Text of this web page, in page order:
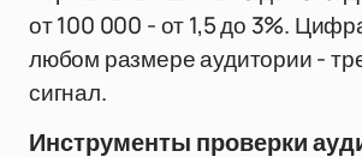
от 100 000 - от 1,5 до 3%.
любом размере аудитории -
сигнал.
Инструменты проверки